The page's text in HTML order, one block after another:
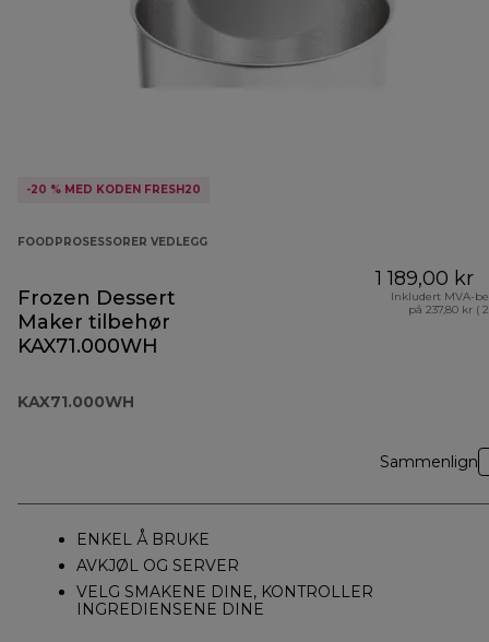
-20 % MED KODEN FRESH20
FOODPROSESSORER VEDLEGG
Frozen Dessert
Maker tilbehør
KAX71.000WH
KAX71.000WH
1 189,00 kr
Inkludert MVA-
på 237,80 kr (
Sammenlign
ENKEL Å BRUKE
AVKJØL OG SERVER
VELG SMAKENE DINE, KONTROLLER
INGREDIENSENE DINE